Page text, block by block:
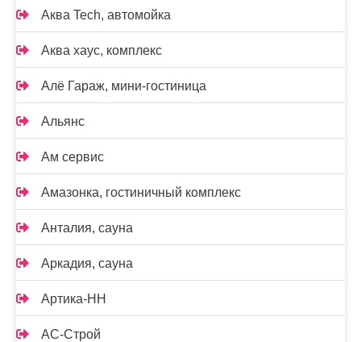
Аква Tech, автомойка
Аква хаус, комплекс
Алё Гараж, мини-гостиница
Альянс
Ам сервис
Амазонка, гостиничный комплекс
Анталия, сауна
Аркадия, сауна
Артика-НН
АС-Строй